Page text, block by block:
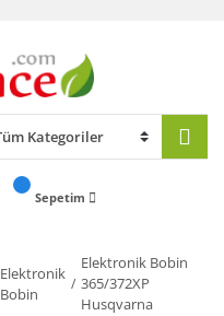
Sepetim
Elektronik
Bobin
Elektronik Bobin
365/372XP
Husqvarna